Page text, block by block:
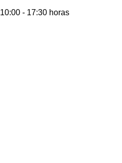
10:00 - 17:30 horas